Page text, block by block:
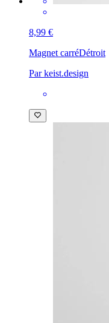
8,99 €
Magnet carréDétroit
Par keist.design